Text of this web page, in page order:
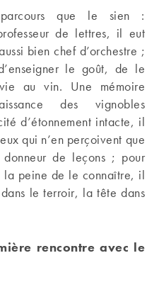
que le sien :
de lettres, il eut
bien chef d’orchestre ;
le goût, de le
au vin. Une mémoire
des vignobles
d’étonnement intacte, il
qui n’en perçoivent que
de leçons ; pour
la peine de le connaître, il
le terroir, la tête dans
rencontre avec le